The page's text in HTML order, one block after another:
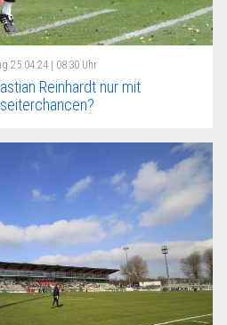
25.04.24 | 08:30 Uhr
Reinhardt nur mit